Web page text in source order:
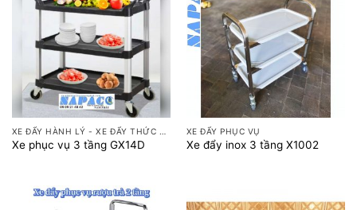
XE ĐẨY HÀNH LÝ - XE ĐẨY THỨC ĂN
Xe phục vụ 3 tầng GX14D
XE ĐẨY PHỤC VỤ
Xe đẩy inox 3 tầng X1002